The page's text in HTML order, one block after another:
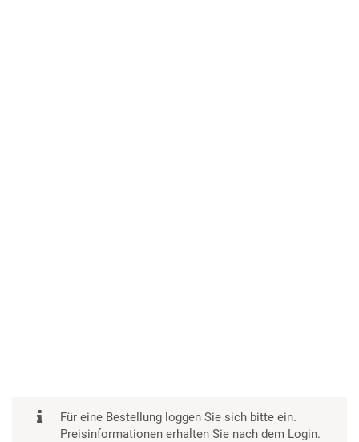
Für eine Bestellung loggen Sie sich bitte ein.
Preisinformationen erhalten Sie nach dem Login.